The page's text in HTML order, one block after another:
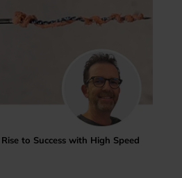
to Success with High Speed